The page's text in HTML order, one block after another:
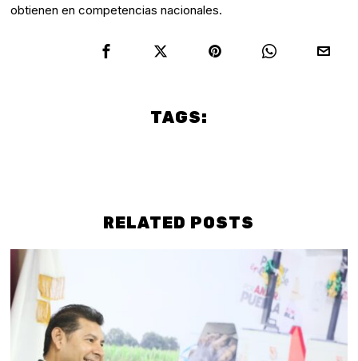
obtienen en competencias nacionales.
TAGS:
RELATED POSTS